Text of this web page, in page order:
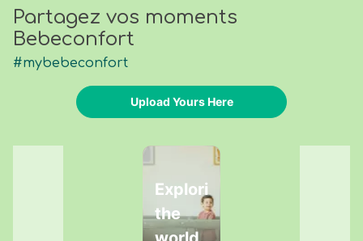
Partagez vos moments
Bebeconfort
#mybebeconfort
Upload Yours Here
Media Carousel
Carousel with product photos. Use the previous and next
Exploring
the